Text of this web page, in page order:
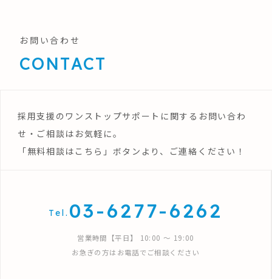
お問い合わせ
CONTACT
採用支援のワンストップサポートに関するお問い合わ
せ・ご相談はお気軽に。
「無料相談はこちら」ボタンより、ご連絡ください！
Tel. 03-6277-6262
営業時間【平日】 10:00 〜 19:00
お急ぎの方はお電話でご相談ください